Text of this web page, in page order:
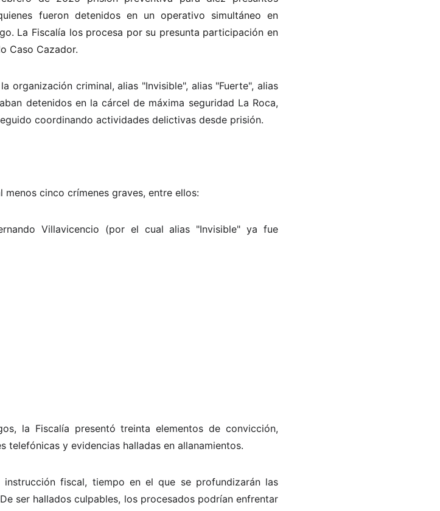
fueron detenidos en un operativo simultáneo en
La Fiscalía los procesa por su presunta participación en
Caso Cazador.
organización criminal, alias "Invisible", alias "Fuerte", alias
detenidos en la cárcel de máxima seguridad La Roca,
coordinando actividades delictivas desde prisión.
cinco crímenes graves, entre ellos:
Villavicencio (por el cual alias "Invisible" ya fue
la Fiscalía presentó treinta elementos de convicción,
telefónicas y evidencias halladas en allanamientos.
fiscal, tiempo en el que se profundizarán las
ser hallados culpables, los procesados podrían enfrentar